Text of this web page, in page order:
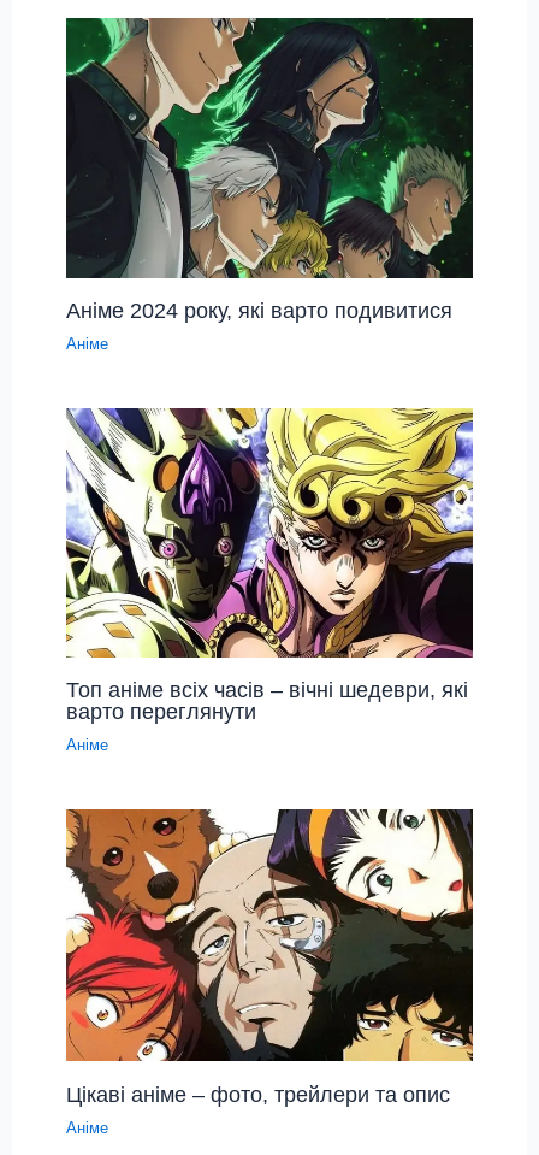
Аніме 2024 року, які варто подивитися
Аніме
Топ аніме всіх часів – вічні шедеври, які
варто переглянути
Аніме
Цікаві аніме – фото, трейлери та опис
Аніме